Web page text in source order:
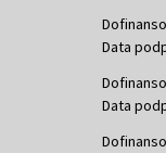
Data
Data